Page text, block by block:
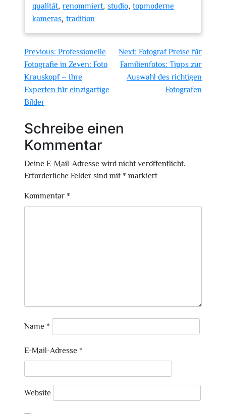
qualität, renommiert, studio, topmoderne
kameras, tradition
Beitragsnavigation
Previous: Professionelle
Fotografie in Zeven: Foto
Krauskopf – Ihre
Experten für einzigartige
Bilder
Next: Fotograf Preise für
Familienfotos: Tipps zur
Auswahl des richtigen
Fotografen
Schreibe einen
Kommentar
Deine E-Mail-Adresse wird nicht veröffentlicht.
Erforderliche Felder sind mit * markiert
Kommentar *
Name *
E-Mail-Adresse *
Website